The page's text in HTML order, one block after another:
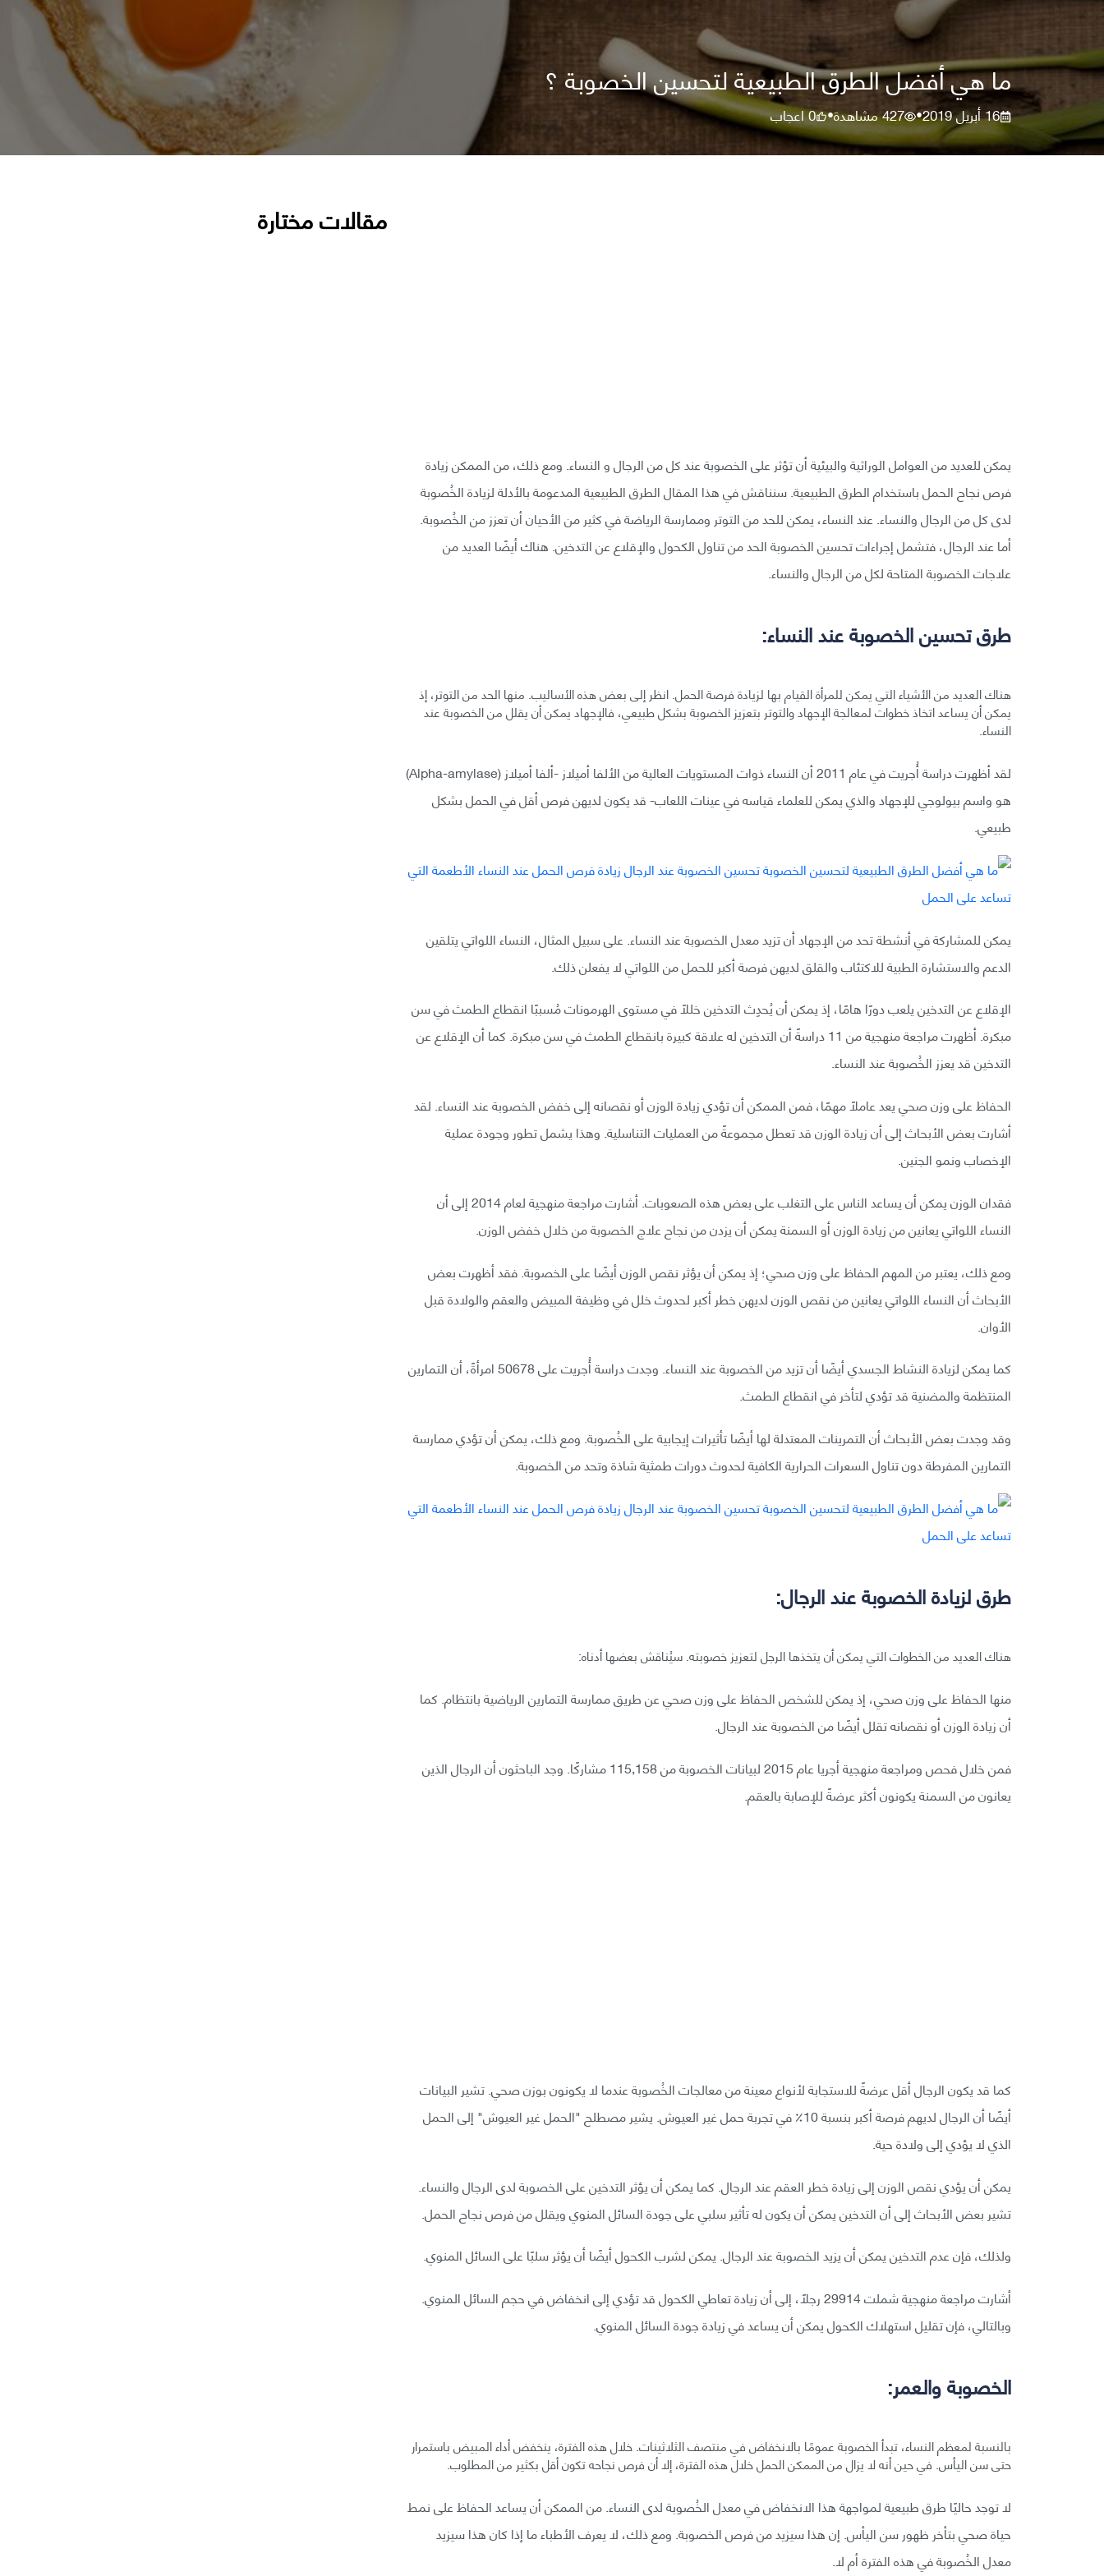
ما هي أفضل الطرق الطبيعية لتحسين الخصوبة ؟
16 أبريل 2019 •
427مشاهدة•
0اعجاب
يمكن للعديد من العوامل الوراثية والبيئية أن تؤثر على الخصوبة عند كل من الرجال و النساء. ومع ذلك، من الممكن زيادة
فرص نجاح الحمل باستخدام الطرق الطبيعية. سنناقش في هذا المقال الطرق الطبيعية المدعومة بالأدلة لزيادة الخُصوبة
لدى كل من الرجال والنساء. عند النساء، يمكن للحد من التوتر وممارسة الرياضة في كثير من الأحيان أن تعزز من الخُصوبة.
أما عند الرجال، فتشمل إجراءات تحسين الخصوبة الحد من تناول الكحول والإقلاع عن التدخين. هناك أيضًا العديد من
علاجات الخصوبة المتاحة لكل من الرجال والنساء.
طرق تحسين الخصوبة عند النساء:
هناك العديد من الأشياء التي يمكن للمرأة القيام بها لزيادة فرصة الحمل. انظر إلى بعض هذه الأساليب. منها الحد من التوتر، إذ
يمكن أن يساعد اتخاذ خطوات لمعالجة الإجهاد والتوتر بتعزيز الخصوبة بشكل طبيعي، فالإجهاد يمكن أن يقلل من الخصوبة عند
النساء.
لقد أظهرت دراسة أُجريت في عام 2011 أن النساء ذوات المستويات العالية من الألفا أميلاز -ألفا أميلاز (Alpha-amylase)
هو واسم بيولوجي للإجهاد والذي يمكن للعلماء قياسه في عينات اللعاب- قد يكون لديهن فرص أقل في الحمل بشكل
طبيعي.
يمكن للمشاركة في أنشطة تحد من الإجهاد أن تزيد معدل الخصوبة عند النساء. على سبيل المثال، النساء اللواتي يتلقين
الدعم والاستشارة الطبية للاكتئاب والقلق لديهن فرصة أكبر للحمل من اللواتي لا يفعلن ذلك.
الإقلاع عن التدخين يلعب دورًا هامًا، إذ يمكن أن يُحدِث التدخين خللًا في مستوى الهرمونات مُسببًا انقطاع الطمث في سن
مبكرة. أظهرت مراجعة منهجية من 11 دراسةً أن التدخين له علاقة كبيرة بانقطاع الطمث في سن مبكرة. كما أن الإقلاع عن
التدخين قد يعزز الخُصوبة عند النساء.
الحفاظ على وزن صحي يعد عاملًا مهمًا، فمن الممكن أن تؤدي زيادة الوزن أو نقصانه إلى خفض الخصوبة عند النساء. لقد
أشارت بعض الأبحاث إلى أن زيادة الوزن قد تعطل مجموعةً من العمليات التناسلية. وهذا يشمل تطور وجودة عملية
الإخصاب ونمو الجنين.
فقدان الوزن يمكن أن يساعد الناس على التغلب على بعض هذه الصعوبات. أشارت مراجعة منهجية لعام 2014 إلى أن
النساء اللواتي يعانين من زيادة الوزن أو السمنة يمكن أن يزدن من نجاح علاج الخصوبة من خلال خفض الوزن.
ومع ذلك، يعتبر من المهم الحفاظ على وزن صحي؛ إذ يمكن أن يؤثر نقص الوزن أيضًا على الخصوبة. فقد أظهرت بعض
الأبحاث أن النساء اللواتي يعانين من نقص الوزن لديهن خطر أكبر لحدوث خلل في وظيفة المبيض والعقم والولادة قبل
الأوان.
كما يمكن لزيادة النشاط الجسدي أيضًا أن تزيد من الخصوبة عند النساء. وجدت دراسة أُجريت على 50678 امرأةً، أن التمارين
المنتظمة والمضنية قد تؤدي لتأخر في انقطاع الطمث.
وقد وجدت بعض الأبحاث أن التمرينات المعتدلة لها أيضًا تأثيرات إيجابية على الخُصوبة. ومع ذلك، يمكن أن تؤدي ممارسة
التمارين المفرطة دون تناول السعرات الحرارية الكافية لحدوث دورات طمثية شاذة وتحد من الخصوبة.
طرق لزيادة الخصوبة عند الرجال:
هناك العديد من الخطوات التي يمكن أن يتخذها الرجل لتعزيز خصوبته. سيُناقش بعضها أدناه:
منها الحفاظ على وزن صحي، إذ يمكن للشخص الحفاظ على وزن صحي عن طريق ممارسة التمارين الرياضية بانتظام. كما
أن زيادة الوزن أو نقصانه تقلل أيضًا من الخصوبة عند الرجال.
فمن خلال فحص ومراجعة منهجية أجريا عام 2015 لبيانات الخصوبة من 115,158 مشاركًا. وجد الباحثون أن الرجال الذين
يعانون من السمنة يكونون أكثر عرضةً للإصابة بالعقم.
كما قد يكون الرجال أقل عرضةً للاستجابة لأنواع معينة من معالجات الخُصوبة عندما لا يكونون بوزن صحي. تشير البيانات
أيضًا أن الرجال لديهم فرصة أكبر بنسبة 10٪ في تجربة حمل غير العيوش. يشير مصطلح "الحمل غير العيوش" إلى الحمل
الذي لا يؤدي إلى ولادة حية.
يمكن أن يؤدي نقص الوزن إلى زيادة خطر العقم عند الرجال. كما يمكن أن يؤثر التدخين على الخصوبة لدى الرجال والنساء.
تشير بعض الأبحاث إلى أن التدخين يمكن أن يكون له تأثير سلبي على جودة السائل المنوي ويقلل من فرص نجاح الحمل.
ولذلك، فإن عدم التدخين يمكن أن يزيد الخصوبة عند الرجال. يمكن لشرب الكحول أيضًا أن يؤثر سلبًا على السائل المنوي.
أشارت مراجعة منهجية شملت 29914 رجلًا، إلى أن زيادة تعاطي الكحول قد تؤدي إلى انخفاض في حجم السائل المنوي.
وبالتالي، فإن تقليل استهلاك الكحول يمكن أن يساعد في زيادة جودة السائل المنوي.
الخصوبة والعمر:
بالنسبة لمعظم النساء، تبدأ الخصوبة عمومًا بالانخفاض في منتصف الثلاثينات. خلال هذه الفترة، ينخفض أداء المبيض باستمرار
حتى سن اليأس. في حين أنه لا يزال من الممكن الحمل خلال هذه الفترة، إلا أن فرص نجاحه تكون أقل بكثير من المطلوب.
لا توجد حاليًا طرق طبيعية لمواجهة هذا الانخفاض في معدل الخُصوبة لدى النساء. من الممكن أن يساعد الحفاظ على نمط
حياة صحي بتأخر ظهور سن اليأس. إن هذا سيزيد من فرص الخصوبة. ومع ذلك، لا يعرف الأطباء ما إذا كان هذا سيزيد
معدل الخُصوبة في هذه الفترة أم لا.
مقالات مختارة